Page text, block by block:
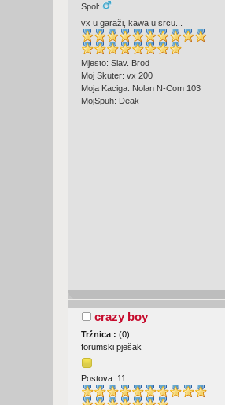
Spol:
vx u garaži, kawa u srcu...
Mjesto: Slav. Brod
Moj Skuter: vx 200
Moja Kaciga: Nolan N-Com 103
MojSpuh: Deak
crazy boy
Tržnica :(0)
forumski pješak
Postova: 11